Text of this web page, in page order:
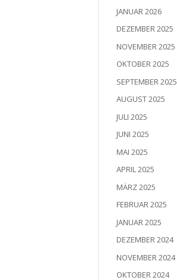
JANUAR 2026
DEZEMBER 2025
NOVEMBER 2025
OKTOBER 2025
SEPTEMBER 2025
AUGUST 2025
JULI 2025
JUNI 2025
MAI 2025
APRIL 2025
MÄRZ 2025
FEBRUAR 2025
JANUAR 2025
DEZEMBER 2024
NOVEMBER 2024
OKTOBER 2024